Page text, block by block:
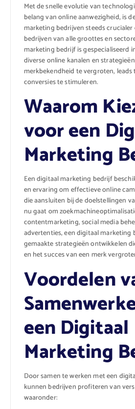
Met de snelle evolutie van
belang van online aanwezigheid, is
marketing bedrijven steeds
bedrijven van alle groottes en
marketing bedrijf is gespecialiseerd
diverse online kanalen en
merkbekendheid te vergroten, leads
conversies te stimuleren.
Waarom
voor een
Marketing
Een digitaal marketing bedrijf
en ervaring om effectieve online
die aansluiten bij de doelstellingen
nu gaat om
contentmarketing, social media
advertenties, een digitaal marketing
gemaakte strategieën ontwikkelen
en het succes van een merk
Voordelen
een Digitaal
Marketing
Door samen te werken met een
kunnen bedrijven profiteren van
waaronder: